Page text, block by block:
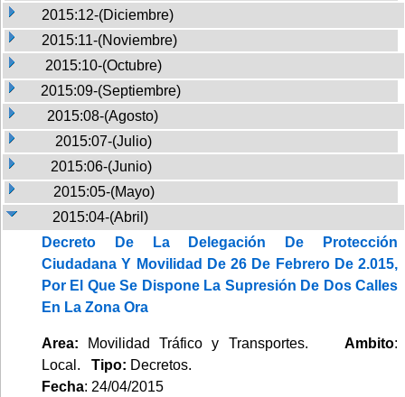
2015:12-(Diciembre)
2015:11-(Noviembre)
2015:10-(Octubre)
2015:09-(Septiembre)
2015:08-(Agosto)
2015:07-(Julio)
2015:06-(Junio)
2015:05-(Mayo)
2015:04-(Abril)
Decreto De La Delegación De Protección
Ciudadana Y Movilidad De 26 De Febrero De 2.015,
Por El Que Se Dispone La Supresión De Dos Calles
En La Zona Ora
Area: Movilidad Tráfico y Transportes. Ambito:
Local. Tipo: Decretos.
Fecha: 24/04/2015